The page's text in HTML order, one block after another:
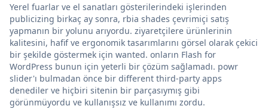
Yerel fuarlar ve el sanatları gösterilerindeki işlerinden
publicizing birkaç ay sonra, rbia shades çevrimiçi satış
yapmanın bir yolunu arıyordu. ziyaretçilere ürünlerinin
kalitesini, hafif ve ergonomik tasarımlarını görsel olarak çekici
bir şekilde göstermek için wanted. onların Flash for
WordPress bunun için yeterli bir çözüm sağlamadı. powr
slider'ı bulmadan önce bir different third-party apps
denediler ve hiçbiri sitenin bir parçasıymış gibi
görünmüyordu ve kullanışsız ve kullanımı zordu.